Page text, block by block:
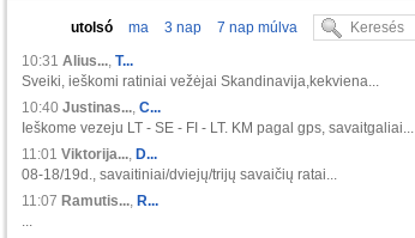
utolsó ma 3 nap
7 nap múlva
10:31 Alius..., T...
Sveiki, ieškomi ratiniai vežėjai Skandinavija,kekviena...
10:40 Justinas..., C...
Ieškome vezeju LT - SE - FI - LT. KM pagal gps, savaitgaliai...
11:01 Viktorija..., D...
08-18/19d., savaitiniai/dviejų/trijų savaičių ratai...
11:07 Ramutis..., R...
...